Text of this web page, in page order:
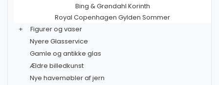
Bing & Grøndahl Korinth
Royal Copenhagen Gylden Sommer
+
Figurer og vaser
Nyere Glasservice
Gamle og antikke glas
Ældre billedkunst
Nye havemøbler af jern